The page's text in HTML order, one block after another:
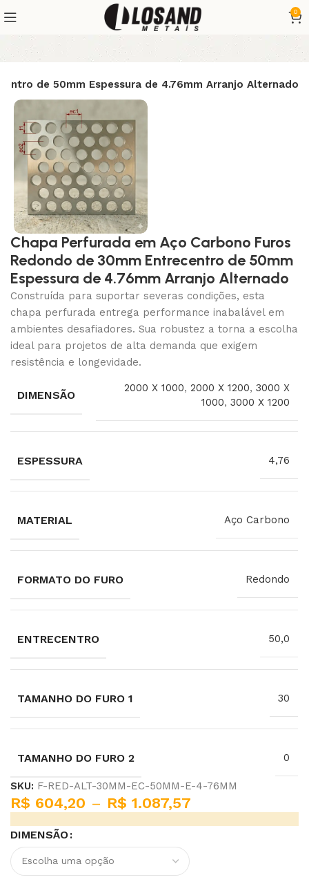
0
de 50mm Espessura de 4.76mm Arranjo Alternado
Chapa Perfurada em Aço Carbono Furos
Redondo de 30mm Entrecentro de 50mm
Espessura de 4.76mm Arranjo Alternado
Construída para suportar severas condições, esta
chapa perfurada entrega performance inabalável em
ambientes desafiadores. Sua robustez a torna a escolha
ideal para projetos de alta demanda que exigem
resistência e longevidade.
DIMENSÃO
2000 X 1000,2000 X 1200,3000 X
1000,3000 X 1200
ESPESSURA 4,76
MATERIAL Aço Carbono
FORMATO DO FURO Redondo
ENTRECENTRO 50,0
TAMANHO DO FURO 1 30
TAMANHO DO FURO 2 0
SKU: F-RED-ALT-30MM-EC-50MM-E-4-76MM
R$ 604,20 – R$ 1.087,57
DIMENSÃO